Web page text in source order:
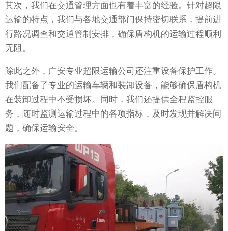
其次，我们在交通管理方面也有着丰富的经验。针对超限
运输的特点，我们与各地交通部门保持密切联系，提前进
行路况调查和交通管制安排，确保盾构机的运输过程顺利
无阻。
除此之外，广安专业超限运输公司还注重设备保护工作。
我们配备了专业的运输车辆和装卸设备，能够确保盾构机
在装卸过程中不受损坏。同时，我们还提供全程监控服
务，随时监测运输过程中的各项指标，及时发现并解决问
题，确保运输安全。